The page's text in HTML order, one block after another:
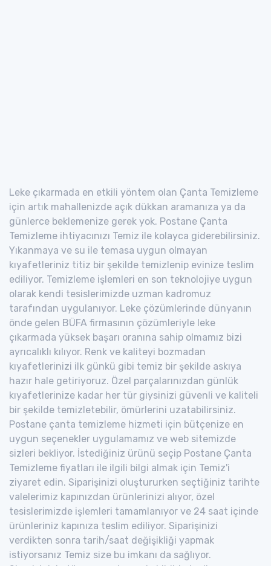
Leke çıkarmada en etkili yöntem olan Çanta Temizleme
için artık mahallenizde açık dükkan aramanıza ya da
günlerce beklemenize gerek yok. Postane Çanta
Temizleme ihtiyacınızı Temiz ile kolayca giderebilirsiniz.
Yıkanmaya ve su ile temasa uygun olmayan
kıyafetleriniz titiz bir şekilde temizlenip evinize teslim
ediliyor. Temizleme işlemleri en son teknolojiye uygun
olarak kendi tesislerimizde uzman kadromuz
tarafından uygulanıyor. Leke çözümlerinde dünyanın
önde gelen BÜFA firmasının çözümleriyle leke
çıkarmada yüksek başarı oranına sahip olmamız bizi
ayrıcalıklı kılıyor. Renk ve kaliteyi bozmadan
kıyafetlerinizi ilk günkü gibi temiz bir şekilde askıya
hazır hale getiriyoruz. Özel parçalarınızdan günlük
kıyafetlerinize kadar her tür giysinizi güvenli ve kaliteli
bir şekilde temizletebilir, ömürlerini uzatabilirsiniz.
Postane çanta temizleme hizmeti için bütçenize en
uygun seçenekler uygulamamız ve web sitemizde
sizleri bekliyor. İstediğiniz ürünü seçip Postane Çanta
Temizleme fiyatları ile ilgili bilgi almak için Temiz'i
ziyaret edin. Siparişinizi oluştururken seçtiğiniz tarihte
valelerimiz kapınızdan ürünlerinizi alıyor, özel
tesislerimizde işlemleri tamamlanıyor ve 24 saat içinde
ürünleriniz kapınıza teslim ediliyor. Siparişinizi
verdikten sonra tarih/saat değişikliği yapmak
istiyorsanız Temiz size bu imkanı da sağlıyor.